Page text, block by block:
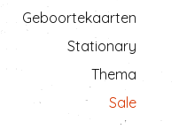
Geboortekaarten
Stationary
Thema
Sale